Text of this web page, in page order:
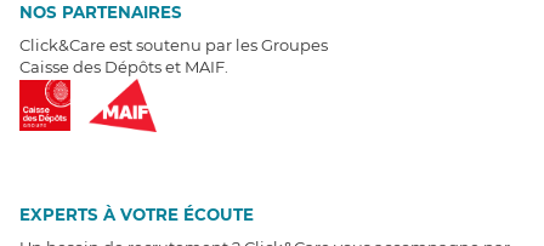
NOS PARTENAIRES
Click&Care est soutenu par les Groupes
Caisse des Dépôts et MAIF.
EXPERTS À VOTRE ÉCOUTE